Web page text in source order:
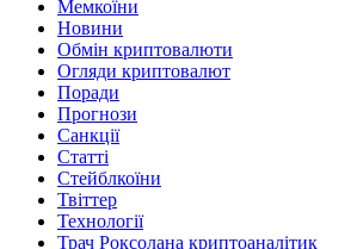
Мемкоїни
Новини
Обмін криптовалюти
Огляди криптовалют
Поради
Прогнози
Санкції
Статті
Стейблкоїни
Твіттер
Технології
Трач Роксолана криптоаналітик